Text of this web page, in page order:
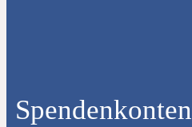
Spendenkonten